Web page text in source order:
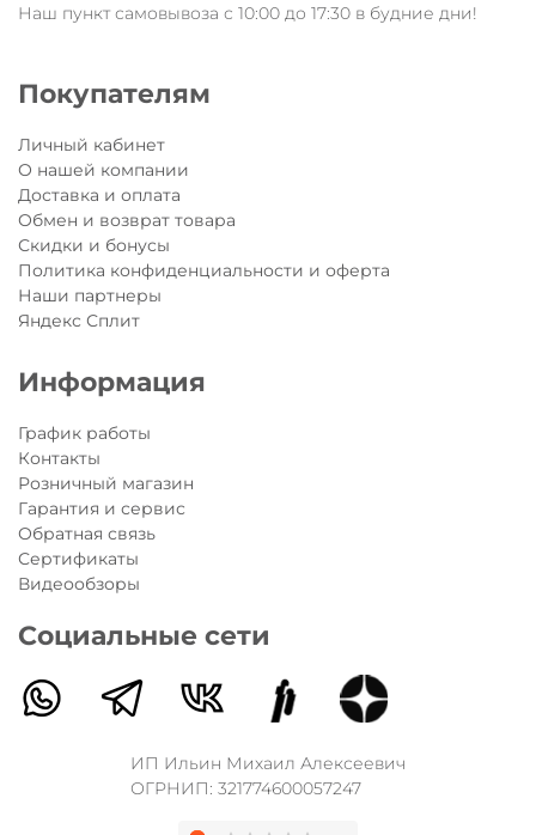
Наш пункт самовывоза с 10:00 до 17:30 в будние дни!
Покупателям
Личный кабинет
О нашей компании
Доставка и оплата
Обмен и возврат товара
Скидки и бонусы
Политика конфиденциальности и оферта
Наши партнеры
Яндекс Сплит
Информация
График работы
Контакты
Розничный магазин
Гарантия и сервис
Обратная связь
Сертификаты
Видеообзоры
Социальные сети
ИП Ильин Михаил Алексеевич
ОГРНИП: 321774600057247